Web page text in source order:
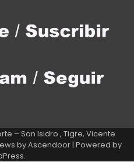
– San Isidro , Tigre, Vicente
byAscendoor| Powered by
.